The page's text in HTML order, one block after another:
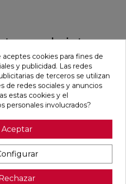
te puede interesar
favorite
MATE
31,6X100
RECTIFICADO
Ref:
91080491
Colorker
PVP
34,49 €
favorite
WALL WHITE
RECTIFICADO
Ref:
TAU
PVP
cookies para fines de
y publicidad. Las redes
de terceros se utilizan
de redes sociales y anuncios
estas cookies y el
personales involucrados?
Aceptar
Rechazar